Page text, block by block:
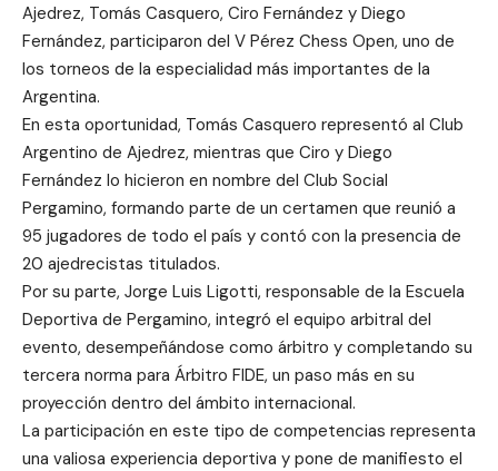
Ajedrez, Tomás Casquero, Ciro Fernández y Diego
Fernández, participaron del V Pérez Chess Open, uno de
los torneos de la especialidad más importantes de la
Argentina.
En esta oportunidad, Tomás Casquero representó al Club
Argentino de Ajedrez, mientras que Ciro y Diego
Fernández lo hicieron en nombre del Club Social
Pergamino, formando parte de un certamen que reunió a
95 jugadores de todo el país y contó con la presencia de
20 ajedrecistas titulados.
Por su parte, Jorge Luis Ligotti, responsable de la Escuela
Deportiva de Pergamino, integró el equipo arbitral del
evento, desempeñándose como árbitro y completando su
tercera norma para Árbitro FIDE, un paso más en su
proyección dentro del ámbito internacional.
La participación en este tipo de competencias representa
una valiosa experiencia deportiva y pone de manifiesto el